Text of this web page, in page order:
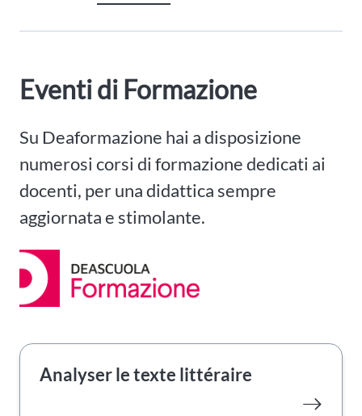
Eventi di Formazione
Su Deaformazione hai a disposizione
numerosi corsi di formazione dedicati ai
docenti, per una didattica sempre
aggiornata e stimolante.
Analyser le texte littéraire